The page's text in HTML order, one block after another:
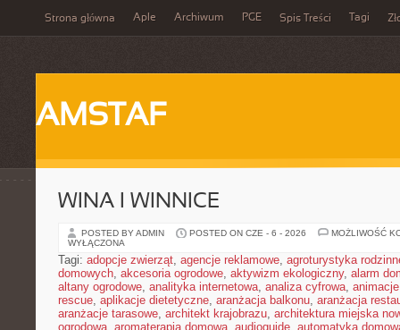
Strona główna Aple Archiwum PGE Spis Treści Tagi
AMSTAF
WINA I WINNICE
POSTED BY ADMIN POSTED ON CZE - 6 - 2026
MOŻLIWOŚĆ
WYŁĄCZONA
Tagi: adopcje zwierząt, agencje reklamowe, agroturystyka
domowych, akcesoria ogrodowe, aktywizm ekologiczny, alarm
altany ogrodowe, analityka internetowa, analiza cyfrowa,
rescue, aplikacje dietetyczne, aranżacja balkonu, aranżacja
aranżacje tarasowe, architekt krajobrazu, architektura miejska
ogrodowa, aromaterapia domowa, audioguide, automatyka